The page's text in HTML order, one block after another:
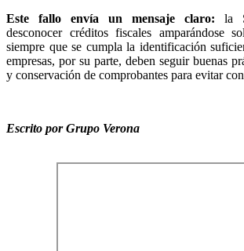
Este fallo envía un mensaje claro: la
desconocer créditos fiscales amparándose
siempre que se cumpla la identificación
empresas, por su parte, deben seguir buenas
y conservación de comprobantes para evitar
Escrito por Grupo Verona